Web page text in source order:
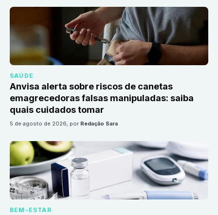
SAÚDE
Anvisa alerta sobre riscos de canetas
emagrecedoras falsas manipuladas: saiba
quais cuidados tomar
5 de agosto de 2026, por Redação Sara
BEM-ESTAR